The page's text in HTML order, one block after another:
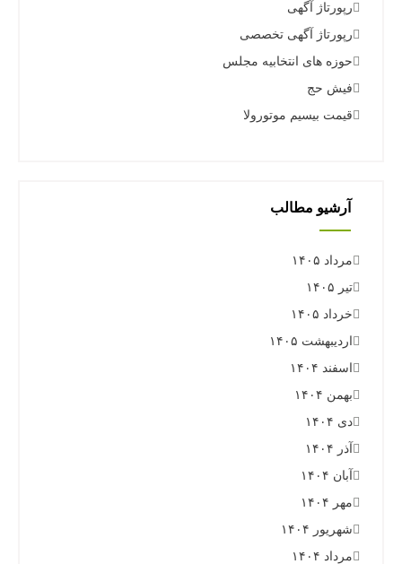
رپورتاژ آگهی
رپورتاژ آگهی تخصصی
حوزه های انتخابیه مجلس
فیش حج
قیمت بیسیم موتورولا
آرشیو مطالب
مرداد ۱۴۰۵
تیر ۱۴۰۵
خرداد ۱۴۰۵
اردیبهشت ۱۴۰۵
اسفند ۱۴۰۴
بهمن ۱۴۰۴
دی ۱۴۰۴
آذر ۱۴۰۴
آبان ۱۴۰۴
مهر ۱۴۰۴
شهریور ۱۴۰۴
مرداد ۱۴۰۴